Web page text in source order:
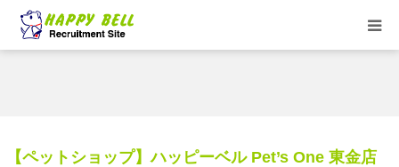
【ペットショップ】ハッピーベル Pet’s One 東金店